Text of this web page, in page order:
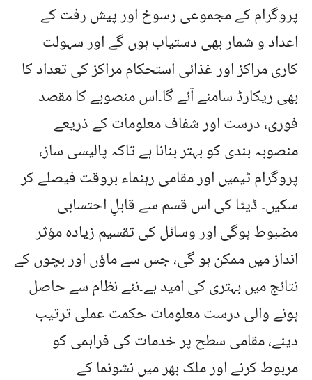
پروگرام کے مجموعی رسوخ اور پیش رفت کے
اعداد و شمار بھی دستیاب ہوں گے اور سہولت
کاری مراکز اور غذائی استحکام مراکز کی تعداد کا
بھی ریکارڈ سامنے آئے گا۔اس منصوبے کا مقصد
فوری، درست اور شفاف معلومات کے ذریعے
منصوبہ بندی کو بہتر بنانا ہے تاکہ پالیسی ساز،
پروگرام ٹیمیں اور مقامی رہنماء بروقت فیصلے کر
سکیں۔ ڈیٹا کی اس قسم سے قابلِ احتسابی
مضبوط ہوگی اور وسائل کی تقسیم زیادہ مؤثر
انداز میں ممکن ہو گی، جس سے ماؤں اور بچوں کے
نتائج میں بہتری کی امید ہے۔نئے نظام سے حاصل
ہونے والی درست معلومات حکمت عملی ترتیب
دینے، مقامی سطح پر خدمات کی فراہمی کو
مربوط کرنے اور ملک بھر میں نشونما کے